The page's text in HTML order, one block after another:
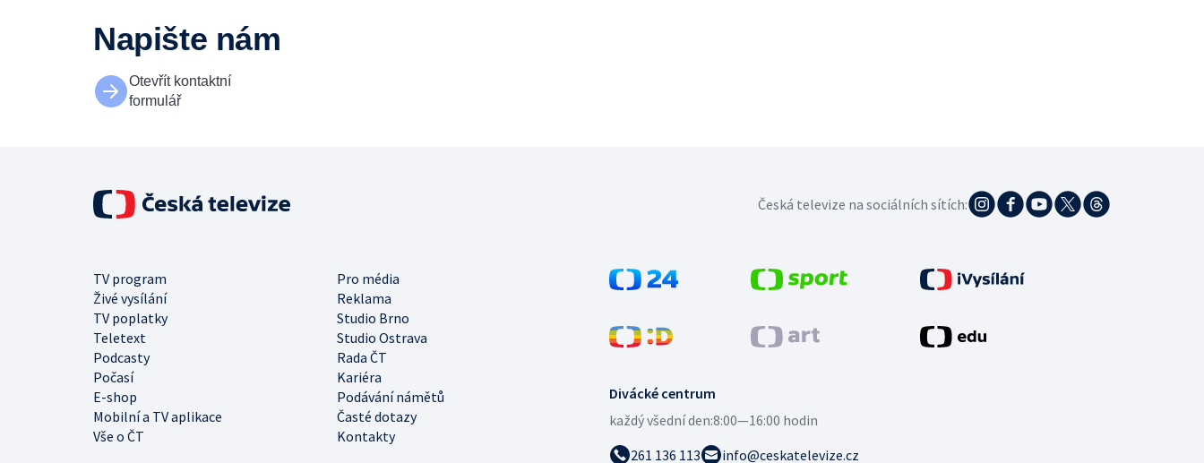
Napište nám
Otevřít kontaktní
formulář
Divácké centrum
každý všední den:8:00—16:00 hodin
261 136 113
info@ceskatelevize.cz
TV program
Pro média
Živé vysílání
Reklama
TV poplatky
Studio Brno
Teletext
Studio Ostrava
Podcasty
Rada ČT
Počasí
Kariéra
E-shop
Podávání námětů
Mobilní a TV aplikace
Časté dotazy
Vše o ČT
Kontakty
Česká televize na sociálních sítích: